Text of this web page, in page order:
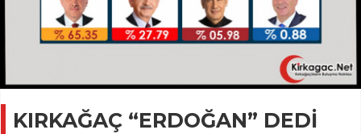
KIRKAĞAÇ “ERDOĞAN” DEDİ